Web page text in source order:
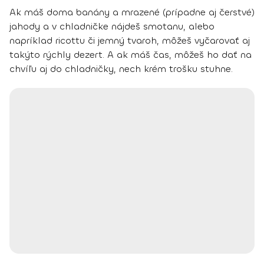
Ak máš doma banány a mrazené (prípadne aj čerstvé)
jahody a v chladničke nájdeš smotanu, alebo
napríklad ricottu či jemný tvaroh, môžeš vyčarovať aj
takýto rýchly dezert. A ak máš čas, môžeš ho dať na
chvíľu aj do chladničky, nech krém trošku stuhne.